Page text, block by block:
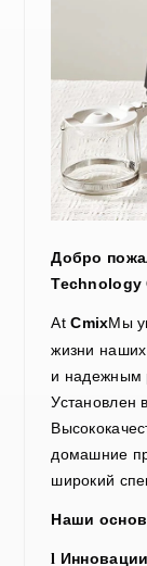
Добро
Technology
At CmixМы
жизни
и надежным
Установлен в
домашние
широкий
Наши
l